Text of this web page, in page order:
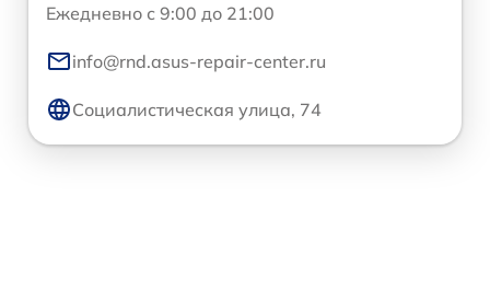
Ежедневно с 9:00 до 21:00
info@rnd.asus-repair-center.ru
Социалистическая улица, 74